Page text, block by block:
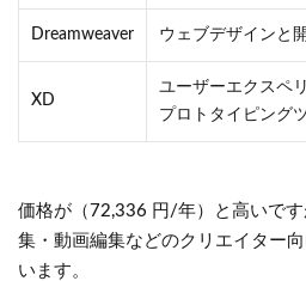
Dreamweaver ウェブデザインと
XD
ユーザーエクスペ
プロトタイピング
価格が（72,336 円/年）と高いで
集・動画編集などのクリエイター
います。